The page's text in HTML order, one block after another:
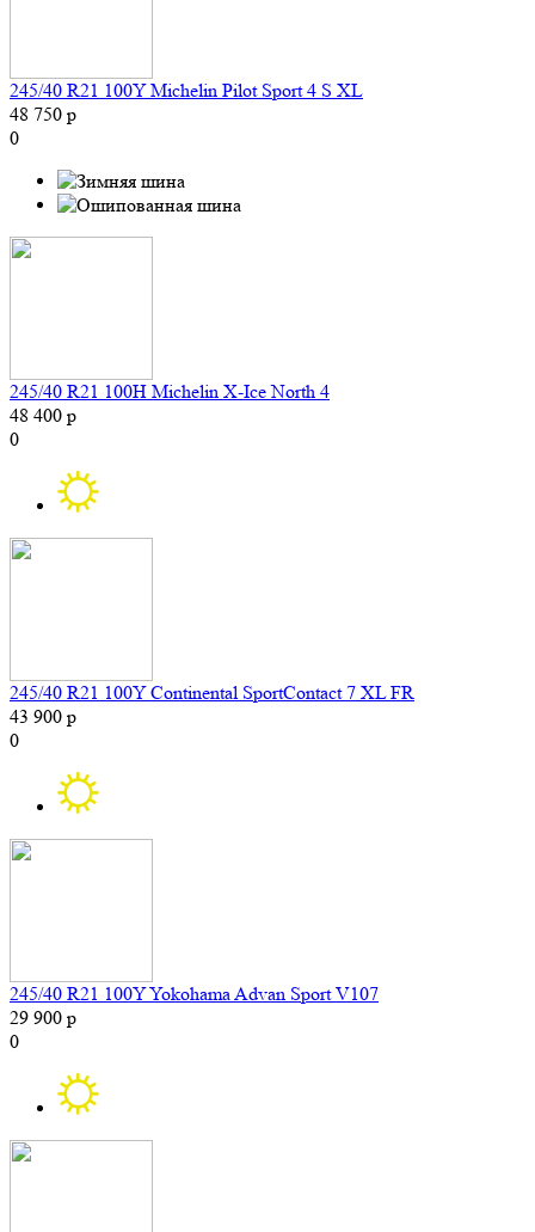
245/40 R21 100Y Michelin Pilot Sport 4 S XL
48 750 р
0
245/40 R21 100H Michelin X-Ice North 4
48 400 р
0
245/40 R21 100Y Continental SportContact 7 XL FR
43 900 р
0
245/40 R21 100Y Yokohama Advan Sport V107
29 900 р
0